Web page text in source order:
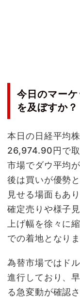
今日のマー
を及ぼすか？
本日の日経平均
26,974.90円で
市場でダウ平均
後は買いが優勢
見せる場面もあ
確定売りや様子
上げ幅を徐々に
での着地となりま
為替市場ではド
進行しており、
る急変動が確認